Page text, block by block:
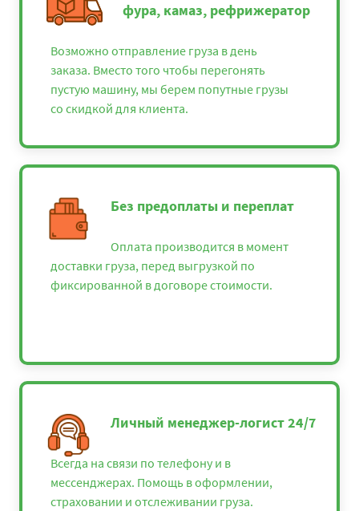
фура, камаз, рефрижератор
Возможно отправление груза в день
заказа. Вместо того чтобы перегонять
пустую машину, мы берем попутные грузы
со скидкой для клиента.
Без предоплаты и переплат
Оплата производится в момент
доставки груза, перед выгрузкой по
фиксированной в договоре стоимости.
Личный менеджер-логист 24/7
Всегда на связи по телефону и в
мессенджерах. Помощь в оформлении,
страховании и отслеживании груза.